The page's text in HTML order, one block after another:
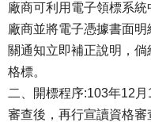
廠商可利用電子領標系統
廠商並將電子憑據書面
關通知立即補正說明，
格標。
二、開標程序:103年12
審查後，再行宣讀資格審